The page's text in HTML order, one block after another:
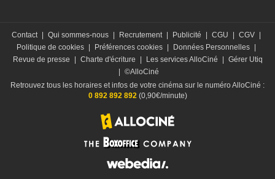
Contact Qui sommes-nous Recrutement Publicité CGU CGV
Politique de cookies
Préférences cookies Données Personnelles
Revue de presse
Charte d'écriture Les services AlloCiné
Gérer Utiq
©AlloCiné
Retrouvez tous les horaires et infos de votre cinéma sur le numéro AlloCiné :
0 892 892 892(0,90€/minute)